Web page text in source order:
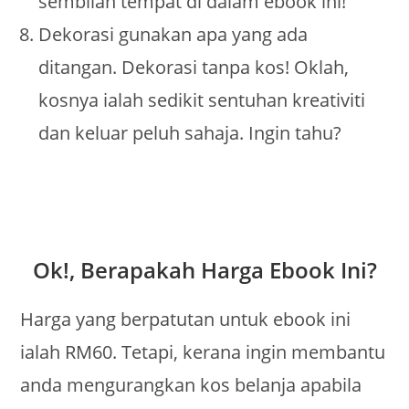
Dekorasi gunakan apa yang ada
ditangan. Dekorasi tanpa kos! Oklah,
kosnya ialah sedikit sentuhan kreativiti
dan keluar peluh sahaja. Ingin tahu?
Ok!, Berapakah Harga Ebook Ini?
Harga yang berpatutan untuk ebook ini
ialah RM60. Tetapi, kerana ingin membantu
anda mengurangkan kos belanja apabila